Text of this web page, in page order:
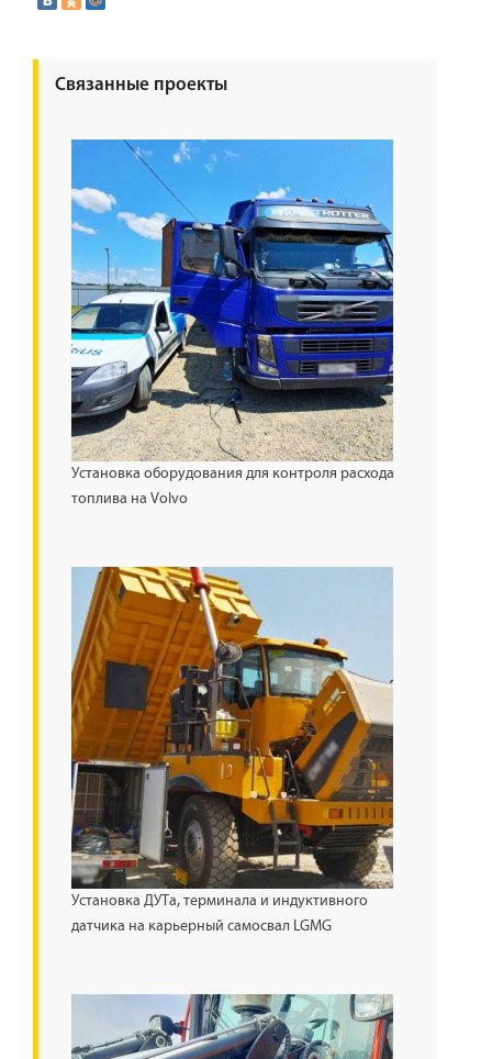
Связанные проекты
Установка оборудования для контроля расхода
топлива на Volvo
Установка ДУТа, терминала и индуктивного
датчика на карьерный самосвал LGMG